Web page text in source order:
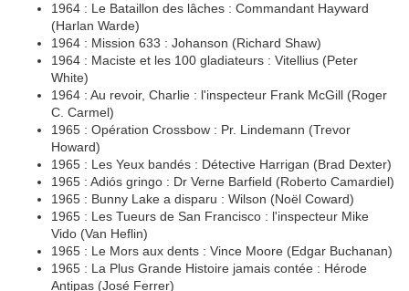
1964 : Le Bataillon des lâches : Commandant Hayward
(Harlan Warde)
1964 : Mission 633 : Johanson (Richard Shaw)
1964 : Maciste et les 100 gladiateurs : Vitellius (Peter
White)
1964 : Au revoir, Charlie : l'inspecteur Frank McGill (Roger
C. Carmel)
1965 : Opération Crossbow : Pr. Lindemann (Trevor
Howard)
1965 : Les Yeux bandés : Détective Harrigan (Brad Dexter)
1965 : Adiós gringo : Dr Verne Barfield (Roberto Camardiel)
1965 : Bunny Lake a disparu : Wilson (Noël Coward)
1965 : Les Tueurs de San Francisco : l'inspecteur Mike
Vido (Van Heflin)
1965 : Le Mors aux dents : Vince Moore (Edgar Buchanan)
1965 : La Plus Grande Histoire jamais contée : Hérode
Antipas (José Ferrer)